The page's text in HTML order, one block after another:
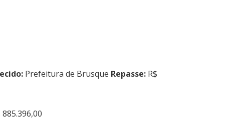
Prefeitura de Brusque Repasse: R$
885.396,00